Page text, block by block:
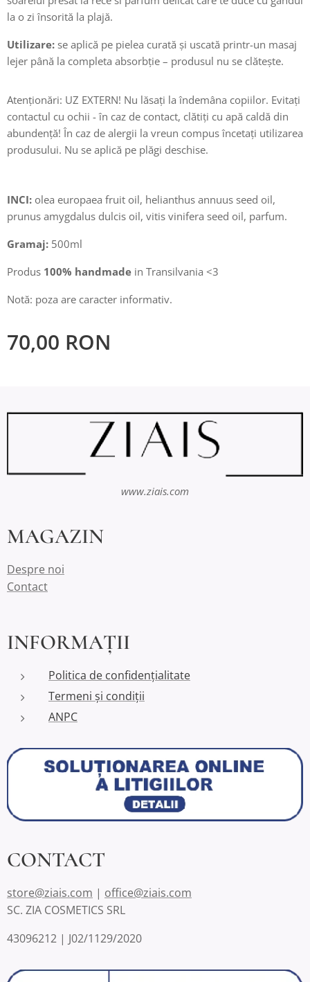
la o zi însorită la plajă.
Utilizare: se aplică pe pielea curată și uscată printr-un masaj
lejer până la completa absorbție – produsul nu se clătește.
Atenționări: UZ EXTERN! Nu lăsați la îndemâna copiilor. Evitați
contactul cu ochii - în caz de contact, clătiți cu apă caldă din
abundență! În caz de alergii la vreun compus încetați utilizarea
produsului. Nu se aplică pe plăgi deschise.
INCI: olea europaea fruit oil, helianthus annuus seed oil,
prunus amygdalus dulcis oil, vitis vinifera seed oil, parfum.
Gramaj: 500ml
Produs 100% handmade in Transilvania <3
Notă: poza are caracter informativ.
70,00 RON
www.ziais.com
MAGAZIN
Despre noi
Contact
INFORMAȚII
Politica de confidențialitate
Termeni și condiții
ANPC
CONTACT
store@ziais.com | office@ziais.com
SC. ZIA COSMETICS SRL
43096212 | J02/1129/2020